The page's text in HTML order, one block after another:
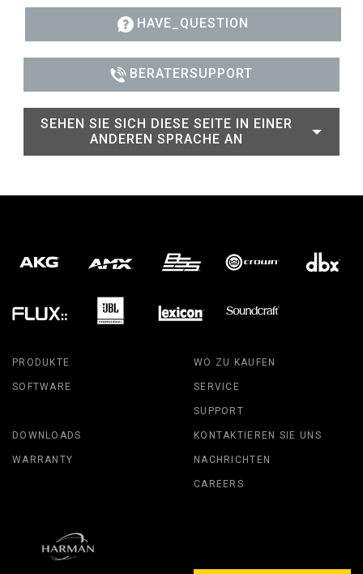
HAVE_QUESTION
BERATERSUPPORT
SEHEN SIE SICH DIESE SEITE IN EINER
ANDEREN SPRACHE AN
PRODUKTE
SOFTWARE
WO ZU KAUFEN
SERVICE
SUPPORT
DOWNLOADS
WARRANTY
KONTAKTIEREN SIE UNS
NACHRICHTEN
CAREERS